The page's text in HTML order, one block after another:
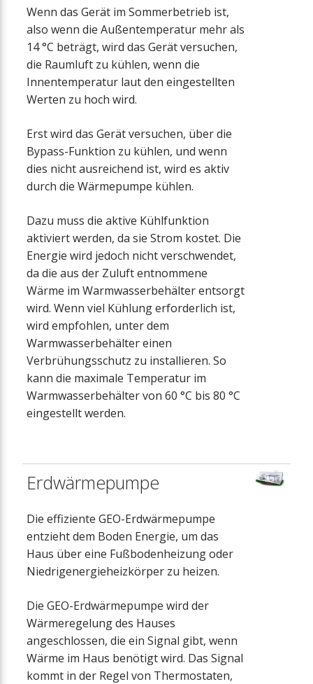
Wenn das Gerät im Sommerbetrieb ist,
also wenn die Außentemperatur mehr als
14 °C beträgt, wird das Gerät versuchen,
die Raumluft zu kühlen, wenn die
Innentemperatur laut den eingestellten
Werten zu hoch wird.
Erst wird das Gerät versuchen, über die
Bypass-Funktion zu kühlen, und wenn
dies nicht ausreichend ist, wird es aktiv
durch die Wärmepumpe kühlen.
Dazu muss die aktive Kühlfunktion
aktiviert werden, da sie Strom kostet. Die
Energie wird jedoch nicht verschwendet,
da die aus der Zuluft entnommene
Wärme im Warmwasserbehälter entsorgt
wird. Wenn viel Kühlung erforderlich ist,
wird empfohlen, unter dem
Warmwasserbehälter einen
Verbrühungsschutz zu installieren. So
kann die maximale Temperatur im
Warmwasserbehälter von 60 °C bis 80 °C
eingestellt werden.
Erdwärmepumpe
Die effiziente GEO-Erdwärmepumpe
entzieht dem Boden Energie, um das
Haus über eine Fußbodenheizung oder
Niedrigenergieheizkörper zu heizen.
Die GEO-Erdwärmepumpe wird der
Wärmeregelung des Hauses
angeschlossen, die ein Signal gibt, wenn
Wärme im Haus benötigt wird. Das Signal
kommt in der Regel von Thermostaten,